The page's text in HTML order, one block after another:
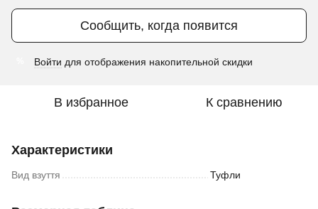
Сообщить, когда появится
Войти для отображения накопительной скидки
В избранное К сравнению
Характеристики
Вид взуття Туфли